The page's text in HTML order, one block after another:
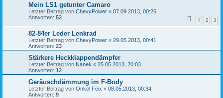
Mein LS1 getunter Camaro
Letzter Beitrag von ChevyPower « 07.09.2013, 00:26
Antworten: 52 1 2 3
82-84er Leder Lenkrad
Letzter Beitrag von ChevyPower « 29.05.2013, 00:41
Antworten: 23
Stärkere Heckklappendämpfer
Letzter Beitrag von Nanek « 25.05.2013, 20:03
Antworten: 12
Geräuschdämmung im F-Body
Letzter Beitrag von Onkel Feix « 08.05.2013, 00:34
Antworten: 9